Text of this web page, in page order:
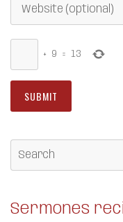
+ 9 = 13
Sermones